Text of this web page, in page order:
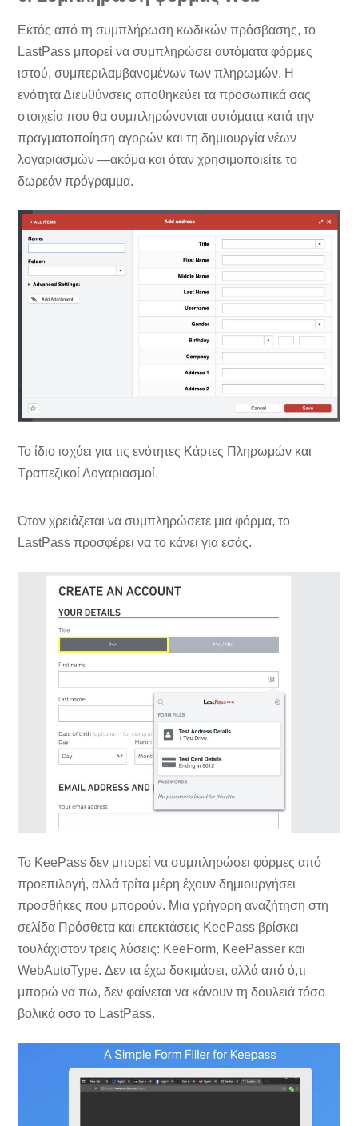
Εκτός από τη συμπλήρωση κωδικών πρόσβασης, το
LastPass μπορεί να συμπληρώσει αυτόματα φόρμες
ιστού, συμπεριλαμβανομένων των πληρωμών. Η
ενότητα Διευθύνσεις αποθηκεύει τα προσωπικά σας
στοιχεία που θα συμπληρώνονται αυτόματα κατά την
πραγματοποίηση αγορών και τη δημιουργία νέων
λογαριασμών —ακόμα και όταν χρησιμοποιείτε το
δωρεάν πρόγραμμα.
Το ίδιο ισχύει για τις ενότητες Κάρτες Πληρωμών και
Τραπεζικοί Λογαριασμοί.
Όταν χρειάζεται να συμπληρώσετε μια φόρμα, το
LastPass προσφέρει να το κάνει για εσάς.
Το KeePass δεν μπορεί να συμπληρώσει φόρμες από
προεπιλογή, αλλά τρίτα μέρη έχουν δημιουργήσει
προσθήκες που μπορούν. Μια γρήγορη αναζήτηση στη
σελίδα Πρόσθετα και επεκτάσεις KeePass βρίσκει
τουλάχιστον τρεις λύσεις: KeeForm, KeePasser και
WebAutoType. Δεν τα έχω δοκιμάσει, αλλά από ό,τι
μπορώ να πω, δεν φαίνεται να κάνουν τη δουλειά τόσο
βολικά όσο το LastPass.